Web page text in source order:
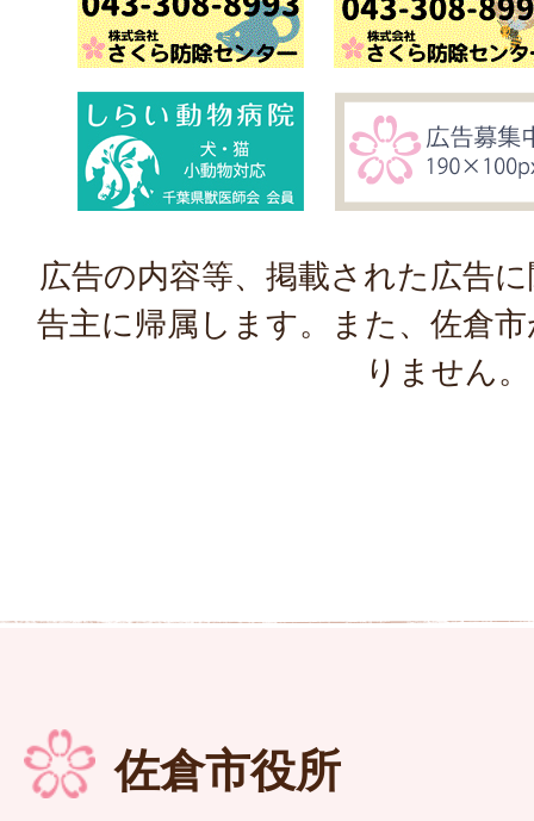
広告の内容等、掲載された広告
告主に帰属します。また、佐倉
りません。
佐倉市役所